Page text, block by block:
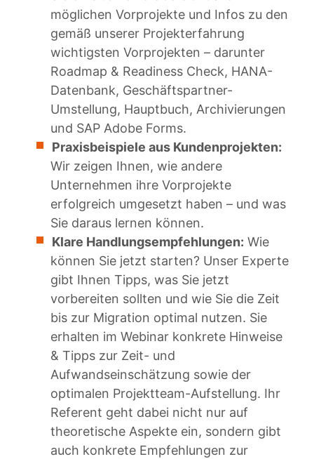
möglichen Vorprojekte und Infos zu den
gemäß unserer Projekterfahrung
wichtigsten Vorprojekten – darunter
Roadmap & Readiness Check, HANA-
Datenbank, Geschäftspartner-
Umstellung, Hauptbuch, Archivierungen
und SAP Adobe Forms.
Praxisbeispiele aus Kundenprojekten:
Wir zeigen Ihnen, wie andere
Unternehmen ihre Vorprojekte
erfolgreich umgesetzt haben – und was
Sie daraus lernen können.
Klare Handlungsempfehlungen: Wie
können Sie jetzt starten? Unser Experte
gibt Ihnen Tipps, was Sie jetzt
vorbereiten sollten und wie Sie die Zeit
bis zur Migration optimal nutzen. Sie
erhalten im Webinar konkrete Hinweise
& Tipps zur Zeit- und
Aufwandseinschätzung sowie der
optimalen Projektteam-Aufstellung. Ihr
Referent geht dabei nicht nur auf
theoretische Aspekte ein, sondern gibt
auch konkrete Empfehlungen zur